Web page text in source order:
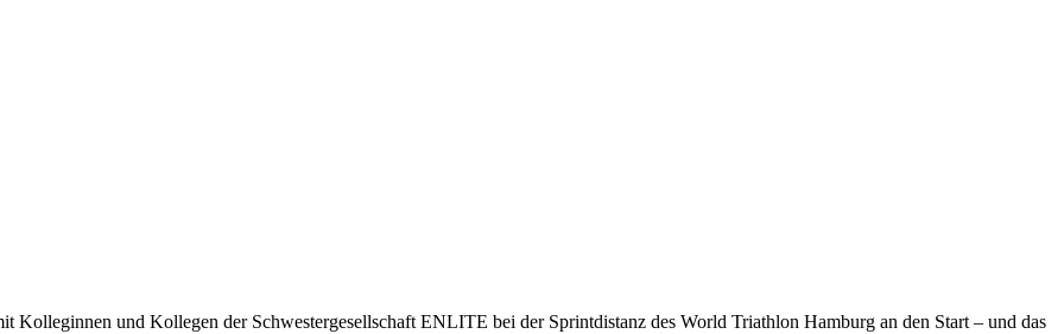
Kolleginnen und Kollegen der Schwestergesellschaft ENLITE bei der Sprintdistanz des World Triathlon Hamburg an den Start – und das